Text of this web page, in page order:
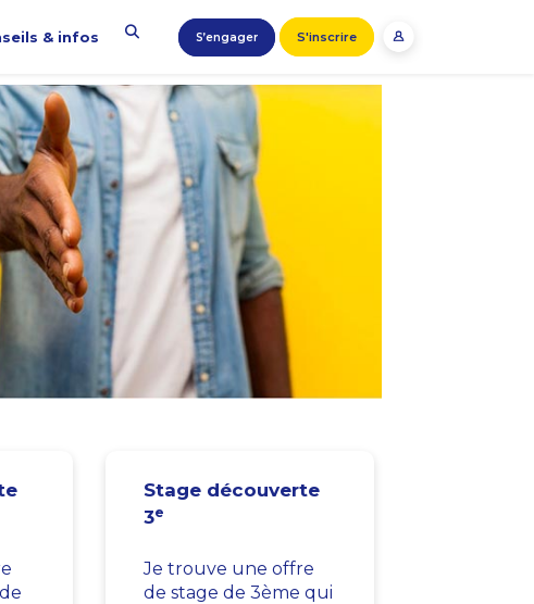
& infos S’engager S'inscrire
Stage découverte
3e
Je trouve une offre
de stage de 3ème qui